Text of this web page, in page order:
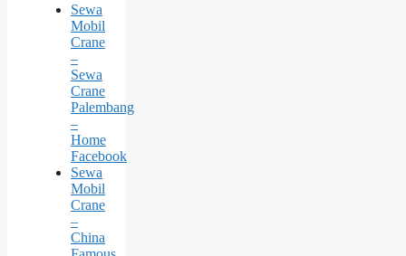
Sewa
Mobil
Crane
–
Sewa
Crane
Palembang
–
Home
Facebook
Sewa
Mobil
Crane
–
China